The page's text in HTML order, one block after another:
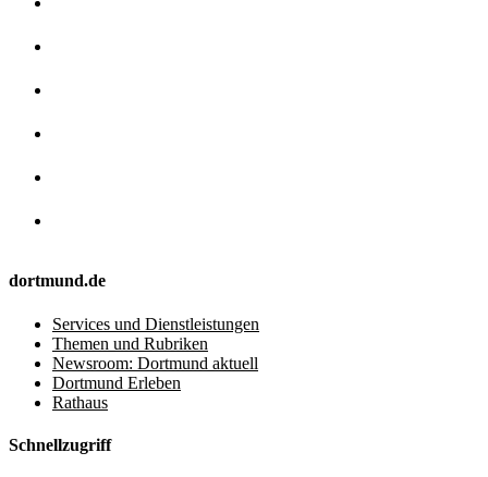
dortmund.de
Services und Dienstleistungen
Themen und Rubriken
Newsroom: Dortmund aktuell
Dortmund Erleben
Rathaus
Schnellzugriff